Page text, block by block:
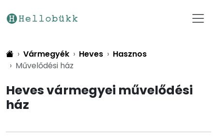
Vármegyék Heves
Hasznos
Művelődési ház
Heves vármegyei művelődési
ház